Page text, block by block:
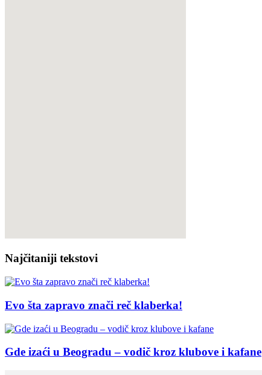
Najčitaniji tekstovi
Evo šta zapravo znači reč klaberka!
Gde izaći u Beogradu – vodič kroz klubove i kafane